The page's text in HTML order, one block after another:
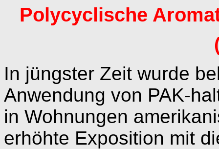
Polycyclische
In jüngster Zeit wurde
Anwendung von PAK-
in Wohnungen
erhöhte Exposition mit